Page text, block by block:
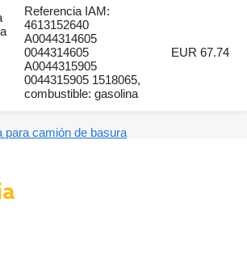
Referencia IAM:
4613152640
A0044314605
0044314605
A0044315905
0044315905 1518065,
combustible: gasolina
EUR 67.74
para camión de basura